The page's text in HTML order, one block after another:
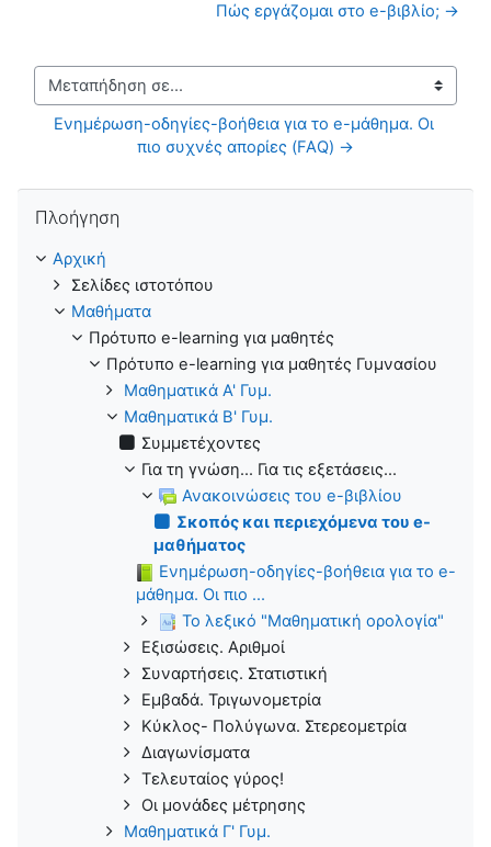
Πώς εργάζομαι στο e-βιβλίο; →
Μεταπήδηση σε...
Ενημέρωση-οδηγίες-βοήθεια για το e-μάθημα. Οι
πιο συχνές απορίες (FAQ) →
Πλοήγηση
Αρχική
Σελίδες ιστοτόπου
Μαθήματα
Πρότυπο e-learning για μαθητές
Πρότυπο e-learning για μαθητές Γυμνασίου
Μαθηματικά Α' Γυμ.
Μαθηματικά Β' Γυμ.
Συμμετέχοντες
Για τη γνώση... Για τις εξετάσεις...
Ανακοινώσεις του e-βιβλίου
Σκοπός και περιεχόμενα του e-
μαθήματος
Ενημέρωση-οδηγίες-βοήθεια για το e-
μάθημα. Οι πιο ...
Το λεξικό "Μαθηματική ορολογία"
Εξισώσεις. Αριθμοί
Συναρτήσεις. Στατιστική
Εμβαδά. Τριγωνομετρία
Κύκλος- Πολύγωνα. Στερεομετρία
Διαγωνίσματα
Τελευταίος γύρος!
Οι μονάδες μέτρησης
Μαθηματικά Γ' Γυμ.